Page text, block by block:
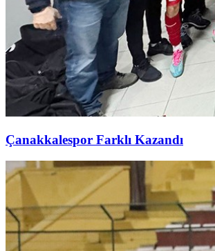
Çanakkalespor Farklı Kazandı